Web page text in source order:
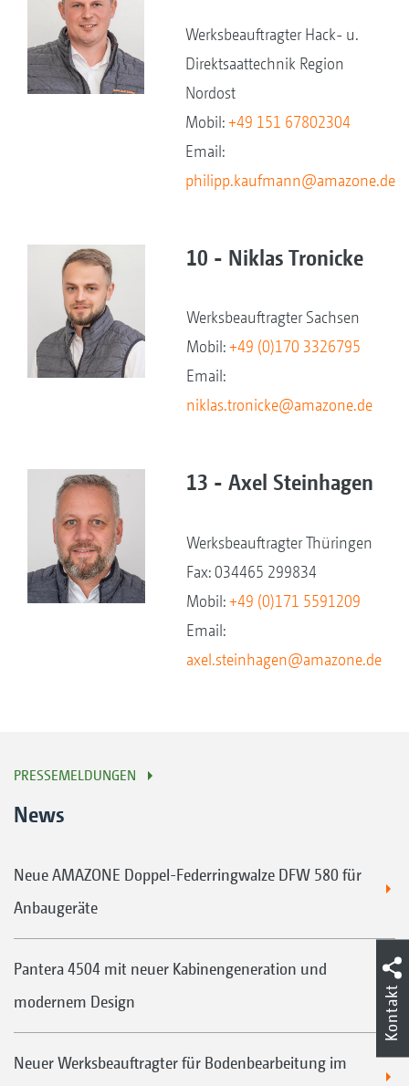
Werksbeauftragter Hack- u.
Direktsaattechnik Region
Nordost
Mobil:+49 151 67802304
Email:
philipp.kaufmann@amazone.de
10 - Niklas Tronicke
Werksbeauftragter Sachsen
Mobil:+49 (0)170 3326795
Email:
niklas.tronicke@amazone.de
13 - Axel Steinhagen
Werksbeauftragter Thüringen
Fax: 034465 299834
Mobil:+49 (0)171 5591209
Email:
axel.steinhagen@amazone.de
PRESSEMELDUNGEN
News
Neue AMAZONE Doppel-Federringwalze DFW 580 für
Anbaugeräte
Pantera 4504 mit neuer Kabinengeneration und
modernem Design
Neuer Werksbeauftragter für Bodenbearbeitung im
Kontakt